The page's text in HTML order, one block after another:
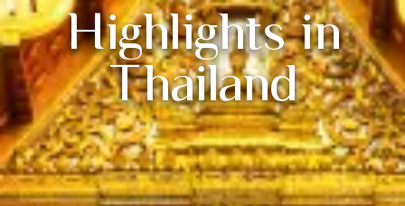
Highlights in
Thailand